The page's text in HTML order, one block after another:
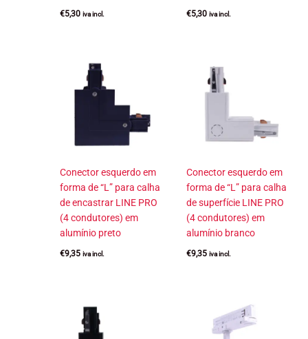
€5,30 iva incl. €5,30 iva incl.
Conector esquerdo em
forma de “L” para calha
de encastrar LINE PRO
(4 condutores) em
alumínio preto
€9,35 iva incl.
Conector esquerdo em
forma de “L” para calha
de superfície LINE PRO
(4 condutores) em
alumínio branco
€9,35 iva incl.